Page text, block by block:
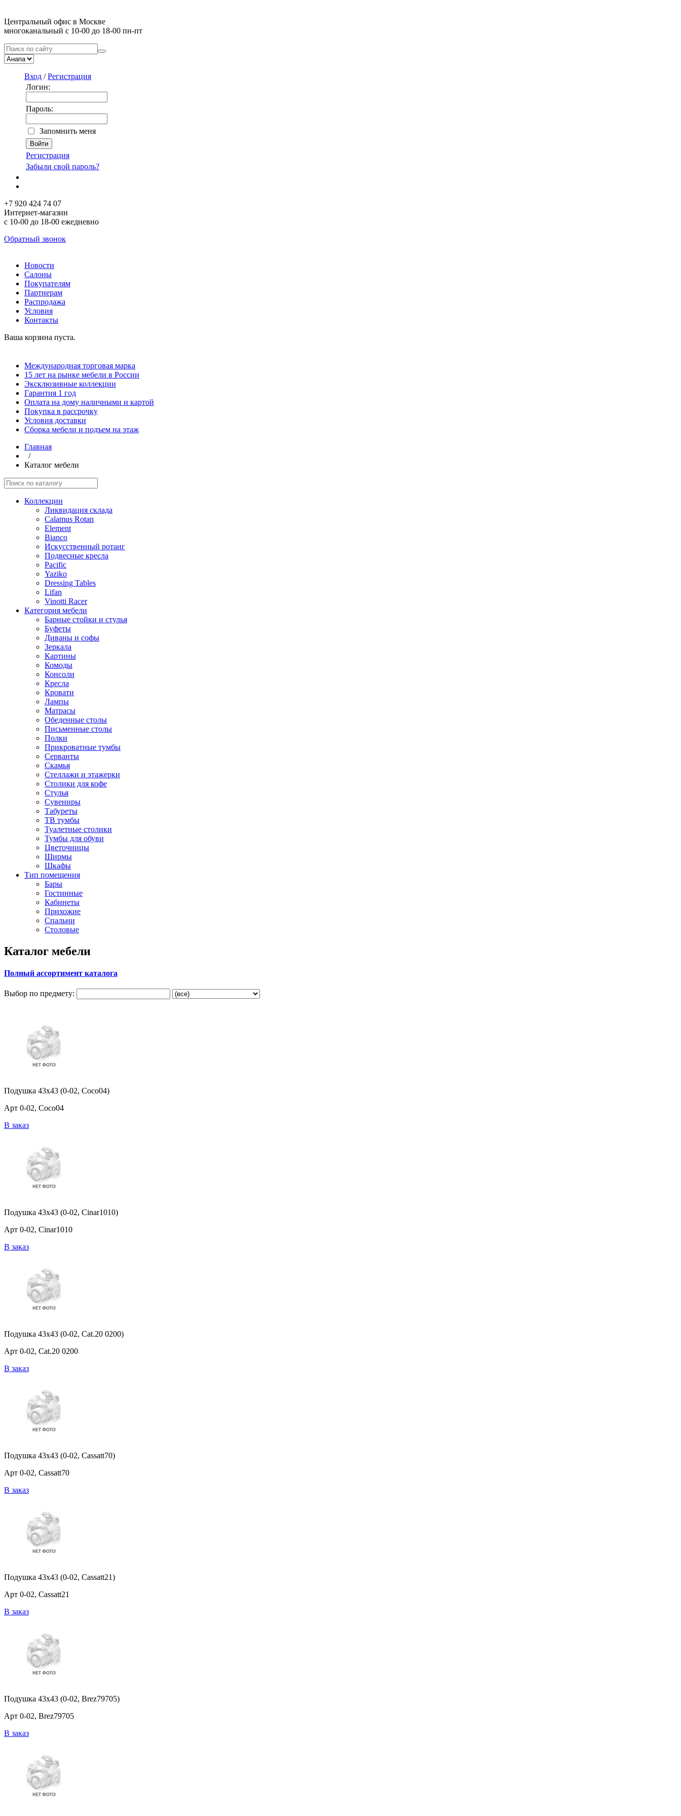
Центральный офис в Москве
многоканальный с 10-00 до 18-00 пн-пт
Вход /Регистрация
Логин:
Пароль:
Запомнить меня
Регистрация
Забыли свой пароль?
+7 920 424 74 07
Интернет-магазин
с 10-00 до 18-00 ежедневно
Обратный звонок
Новости
Салоны
Покупателям
Партнерам
Распродажа
Условия
Контакты
Ваша корзина пуста.
Международная торговая марка
15 лет на рынке мебели в России
Эксклюзивные коллекции
Гарантия 1 год
Оплата на дому наличными и картой
Покупка в рассрочку
Условия доставки
Сборка мебели и подъем на этаж
Главная
/
Каталог мебели
Коллекции
Ликвидация склада
Calamus Rotan
Element
Bianco
Искусственный ротанг
Подвесные кресла
Pacific
Yaziko
Dressing Tables
Lifan
Vinotti Racer
Категория мебели
Барные стойки и стулья
Буфеты
Диваны и софы
Зеркала
Картины
Комоды
Консоли
Кресла
Кровати
Лампы
Матрасы
Обеденные столы
Письменные столы
Полки
Прикроватные тумбы
Серванты
Скамья
Стеллажи и этажерки
Столики для кофе
Стулья
Сувениры
Табуреты
ТВ тумбы
Туалетные столики
Тумбы для обуви
Цветочницы
Ширмы
Шкафы
Тип помещения
Бары
Гостинные
Кабинеты
Прихожие
Спальни
Столовые
Каталог мебели
Полный ассортимент каталога
Выбор по предмету:
Подушка 43x43 (0-02, Coco04)
Арт 0-02, Coco04
В заказ
Подушка 43x43 (0-02, Cinar1010)
Арт 0-02, Cinar1010
В заказ
Подушка 43x43 (0-02, Cat.20 0200)
Арт 0-02, Cat.20 0200
В заказ
Подушка 43x43 (0-02, Cassatt70)
Арт 0-02, Cassatt70
В заказ
Подушка 43x43 (0-02, Cassatt21)
Арт 0-02, Cassatt21
В заказ
Подушка 43x43 (0-02, Brez79705)
Арт 0-02, Brez79705
В заказ